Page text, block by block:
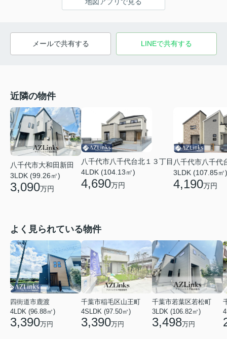
メールで共有する LINEで共有する
近隣の物件
八千代市大和田新田
3LDK (99.26㎡)
3,090万円
八千代市八千代台北１３丁目
4LDK (104.13㎡)
4,690万円
八千代市八千代
3LDK (107.85㎡)
4,190万円
よく見られている物件
四街道市鹿渡
4LDK (96.88㎡)
3,390万円
千葉市稲毛区山王町
4SLDK (97.50㎡)
3,390万円
千葉市若葉区若松町
3LDK (106.82㎡)
3,498万円